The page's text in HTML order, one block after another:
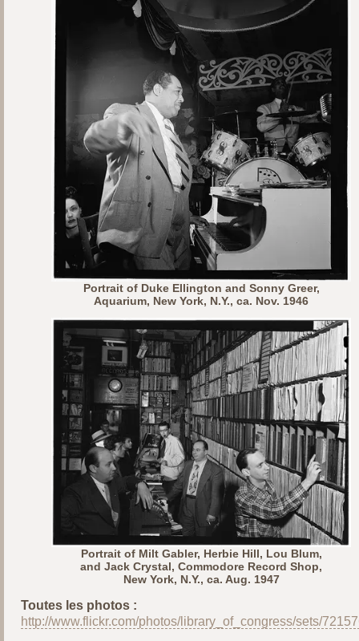
Portrait of Duke Ellington and Sonny Greer,
Aquarium, New York, N.Y., ca. Nov. 1946
Portrait of Milt Gabler, Herbie Hill, Lou Blum,
and Jack Crystal, Commodore Record Shop,
New York, N.Y., ca. Aug. 1947
Toutes les photos :
http://www.flickr.com/photos/library_of_congress/sets/